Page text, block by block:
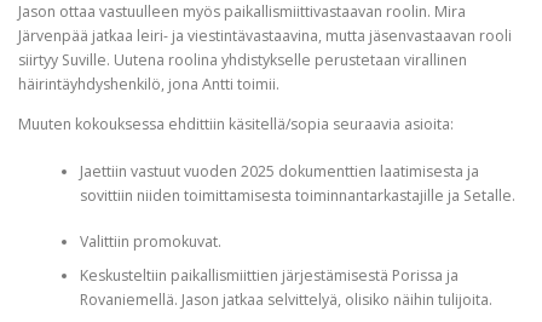
Jason ottaa vastuulleen myös paikallismiittivastaavan roolin. Mira
Järvenpää jatkaa leiri- ja viestintävastaavina, mutta jäsenvastaavan rooli
siirtyy Suville. Uutena roolina yhdistykselle perustetaan virallinen
häirintäyhdyshenkilö, jona Antti toimii.
Muuten kokouksessa ehdittiin käsitellä/sopia seuraavia asioita:
Jaettiin vastuut vuoden 2025 dokumenttien laatimisesta ja
sovittiin niiden toimittamisesta toiminnantarkastajille ja Setalle.
Valittiin promokuvat.
Keskusteltiin paikallismiittien järjestämisestä Porissa ja
Rovaniemellä. Jason jatkaa selvittelyä, olisiko näihin tulijoita.